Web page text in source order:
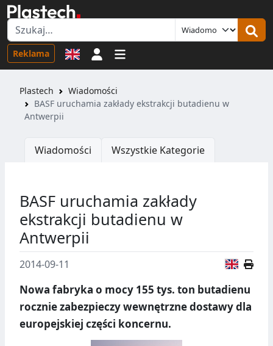
Reklama Logowanie
Plastech
Wiadomości
BASF uruchamia zakłady ekstrakcji butadienu w
Antwerpii
Wiadomości Wszystkie Kategorie
BASF uruchamia zakłady
ekstrakcji butadienu w
Antwerpii
2014-09-11
Nowa fabryka o mocy 155 tys. ton butadienu
rocznie zabezpieczy wewnętrzne dostawy dla
europejskiej części koncernu.